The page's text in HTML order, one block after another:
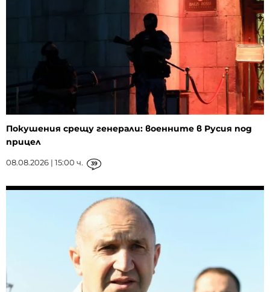
Покушения срещу генерали: военните в Русия под
прицел
08.08.2026 | 15:00 ч. 39